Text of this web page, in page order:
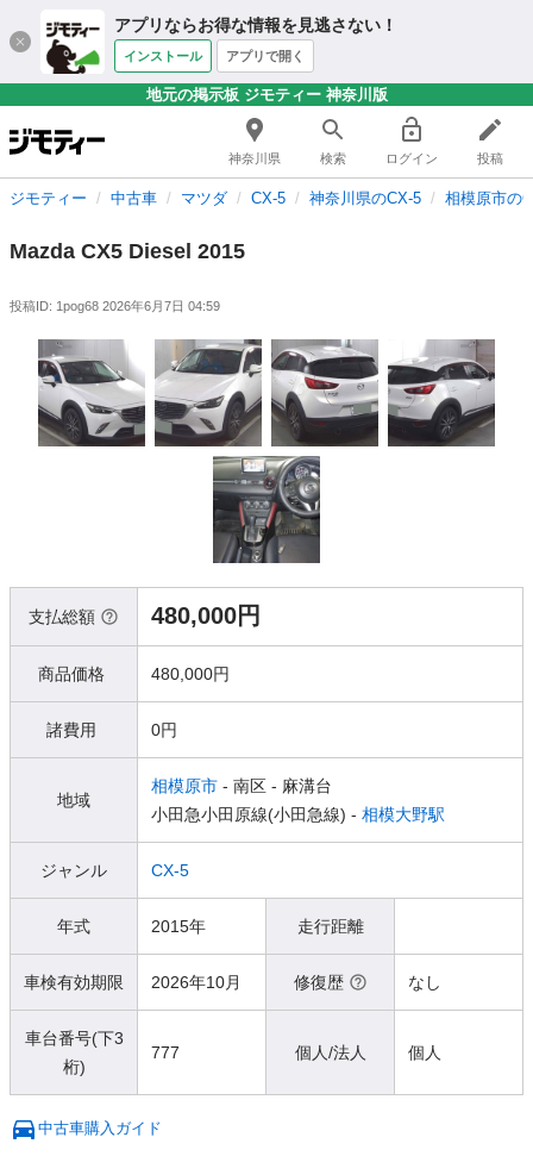
アプリならお得な情報を見逃さない！
インストール アプリで開く
地元の掲示板 ジモティー 神奈川版
神奈川県 検索 ログイン 投稿
ジモティー 中古車 マツダ CX-5 神奈川県のCX-5 相模原市の
Mazda CX5 Diesel 2015
投稿ID: 1pog68 2026年6月7日 04:59
支払総額 480,000円
商品価格 480,000円
諸費用 0円
地域
相模原市 - 南区 - 麻溝台
小田急小田原線(小田急線) - 相模大野駅
ジャンル CX-5
年式 2015年 走行距離
車検有効期限 2026年10月 修復歴 なし
車台番号(下3
桁)
777 個人/法人 個人
中古車購入ガイド